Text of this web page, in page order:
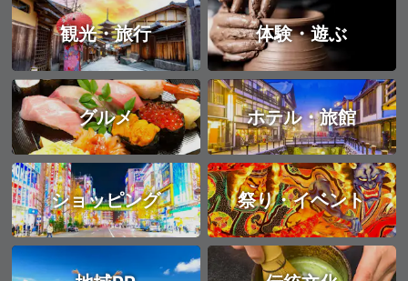
観光・旅行 体験・遊ぶ
グルメ ホテル・旅館
ショッピング 祭り・イベント